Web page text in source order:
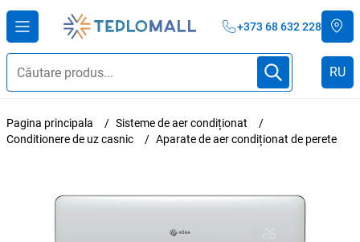
+373 68 632 228
RU
Pagina principala
Sisteme de aer condiționat
Conditionere de uz casnic
Aparate de aer condiționat de perete